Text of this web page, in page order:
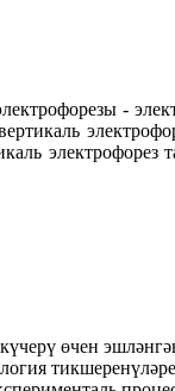
-
электрофорез
өчен